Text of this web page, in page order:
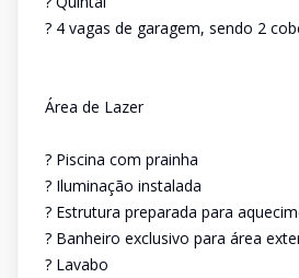
? 4 vagas de garagem, sendo 2
Área de Lazer
? Piscina com prainha
? Iluminação instalada
? Estrutura preparada para
? Banheiro exclusivo para área
? Lavabo